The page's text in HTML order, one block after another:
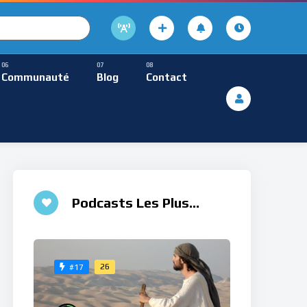
Lecture
Communauté Blog Contact
Méditative
Podcasts Les Plus
#17 26